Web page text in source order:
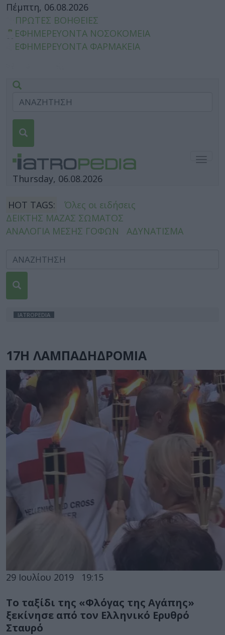
Πέμπτη, 06.08.2026
ΠΡΩΤΕΣ ΒΟΗΘΕΙΕΣ
ΕΦΗΜΕΡΕΥΟΝΤΑ ΝΟΣΟΚΟΜΕΙΑ
ΕΦΗΜΕΡΕΥΟΝΤΑ ΦΑΡΜΑΚΕΙΑ
Thursday, 06.08.2026
HOT TAGS:
Όλες οι ειδήσεις
ΔΕΙΚΤΗΣ ΜΑΖΑΣ ΣΩΜΑΤΟΣ
ΑΝΑΛΟΓΙΑ ΜΕΣΗΣ ΓΟΦΩΝ
ΑΔΥΝΑΤΙΣΜΑ
IATROPEDIA
17Η ΛΑΜΠΑΔΗΔΡΟΜΙΑ
29 Ιουλίου 2019 19:15
Το ταξίδι της «Φλόγας της Αγάπης»
ξεκίνησε από τον Ελληνικό Ερυθρό
Σταυρό